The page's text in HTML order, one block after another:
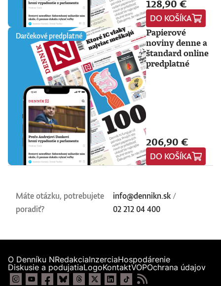
128,90 €
DO KOŠÍKA
Darčekové predplatné
Papierové
noviny denne a
štandard online
predplatné
206,90 €
DO KOŠÍKA
Máte otázku, potrebujete
poradiť?
info@dennikn.sk /
02 212 04 400
O Denníku NRedakciaInzerciaHospodárenie
Diskusie a podujatiaLogoKontaktVOPOchrana údajov